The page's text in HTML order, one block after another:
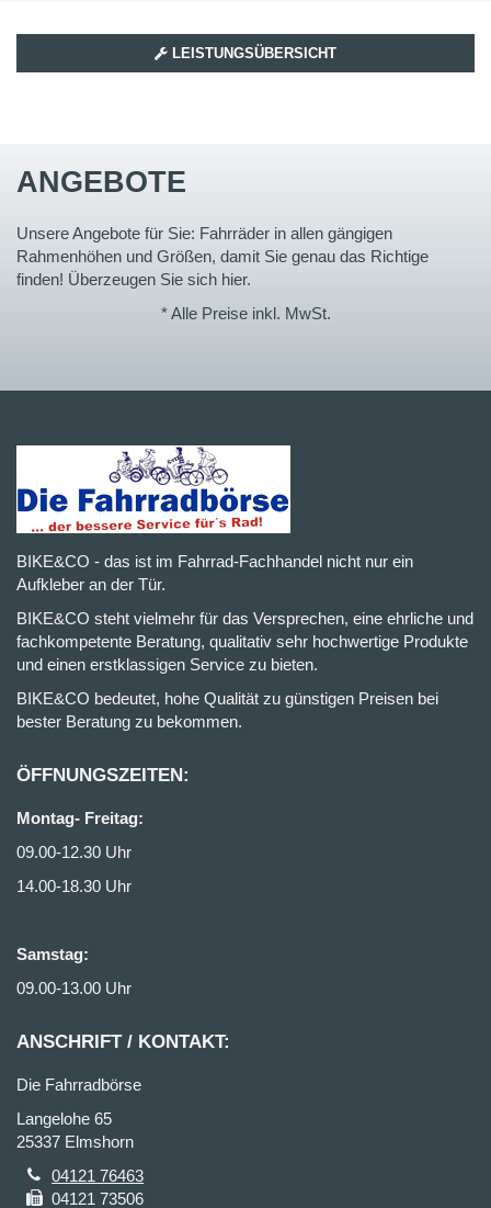
LEISTUNGSÜBERSICHT
ANGEBOTE
Unsere Angebote für Sie: Fahrräder in allen gängigen
Rahmenhöhen und Größen, damit Sie genau das Richtige
finden! Überzeugen Sie sich hier.
* Alle Preise inkl. MwSt.
BIKE&CO - das ist im Fahrrad-Fachhandel nicht nur ein
Aufkleber an der Tür.
BIKE&CO steht vielmehr für das Versprechen, eine ehrliche und
fachkompetente Beratung, qualitativ sehr hochwertige Produkte
und einen erstklassigen Service zu bieten.
BIKE&CO bedeutet, hohe Qualität zu günstigen Preisen bei
bester Beratung zu bekommen.
ÖFFNUNGSZEITEN:
Montag- Freitag:
09.00-12.30 Uhr
14.00-18.30 Uhr
Samstag:
09.00-13.00 Uhr
ANSCHRIFT / KONTAKT:
Die Fahrradbörse
Langelohe 65
25337 Elmshorn
04121 76463
04121 73506